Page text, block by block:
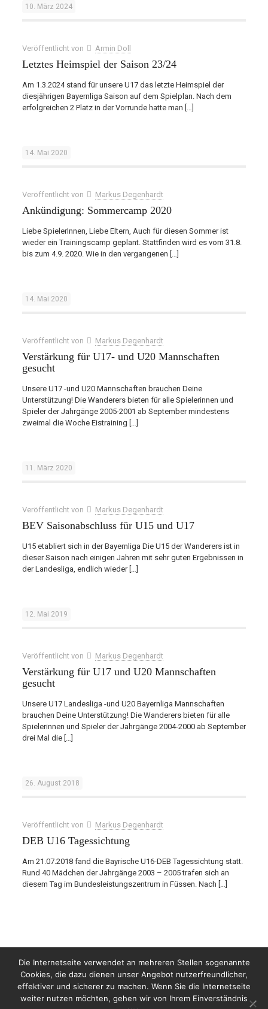
10. März 2024
Veröffentlicht von Armin Doll
Letztes Heimspiel der Saison 23/24
Am 1.3.2024 stand für unsere U17 das letzte Heimspiel der
diesjährigen Bayernliga Saison auf dem Spielplan. Nach dem
erfolgreichen 2 Platz in der Vorrunde hatte man […]
14. Mai 2020
Veröffentlicht von Markus Degenhardt
Ankündigung: Sommercamp 2020
Liebe SpielerInnen, Liebe Eltern, Auch für diesen Sommer ist
wieder ein Trainingscamp geplant. Stattfinden wird es vom 31.8.
bis zum 4.9. 2020. Wie in den vergangenen […]
14. Mai 2020
Veröffentlicht von Markus Degenhardt
Verstärkung für U17- und U20 Mannschaften
gesucht
Unsere U17 -und U20 Mannschaften brauchen Deine
Unterstützung! Die Wanderers bieten für alle Spielerinnen und
Spieler der Jahrgänge 2005-2001 ab September mindestens
zweimal die Woche Eistraining […]
11. März 2020
Veröffentlicht von Markus Degenhardt
BEV Saisonabschluss für U15 und U17
U15 etabliert sich in der Bayernliga Die U15 der Wanderers ist in
dieser Saison nach einigen Jahren mit sehr guten Ergebnissen in
der Landesliga, endlich wieder[…]
12. Mai 2019
Veröffentlicht von Markus Degenhardt
Verstärkung für U17 und U20 Mannschaften
gesucht
Unsere U17 Landesliga -und U20 Bayernliga Mannschaften
brauchen Deine Unterstützung! Die Wanderers bieten für alle
Spielerinnen und Spieler der Jahrgänge 2004-2000 ab September
drei Mal die[…]
26. August 2018
Veröffentlicht von Markus Degenhardt
DEB U16 Tagessichtung
Am 21.07.2018 fand die Bayrische U16-DEB Tagessichtung statt.
Rund 40 Mädchen der Jahrgänge 2003 – 2005 trafen sich an
diesem Tag im Bundesleistungszentrum in Füssen. Nach […]
© Copyright 2023 by Wanderers Germering
Die Internetseite verwendet an mehreren Stellen sogenannte
Cookies, die dazu dienen unser Angebot nutzerfreundlicher,
effektiver und sicherer zu machen. Wenn Sie die Internetseite
weiter nutzen möchten, gehen wir von Ihrem Einverständnis